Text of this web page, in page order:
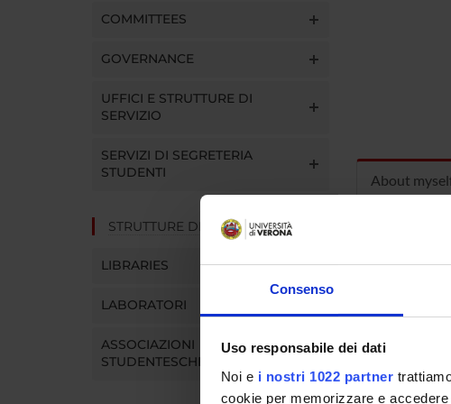
Consenso
Uso responsabile dei dati
Noi e i nostri 1022 partner
cookie per memorizzare e
COMMITTEES
GOVERNANCE
UFFICI E STRUTTURE DI
SERVIZIO
SERVIZI DI SEGRETERIA
STUDENTI
STRUTTURE DEL DIPARTIMENTO
LIBRARIES
LABORATORI
ASSOCIAZIONI
STUDENTESCHE
About
Borsa di
Responsabile